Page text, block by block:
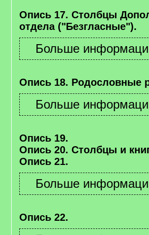
Опись 17. Столбцы
отдела ("Безгласные").
Опись 18. Родословные
Опись 19.
Опись 20. Столбцы и
Опись 21.
Опись 22.